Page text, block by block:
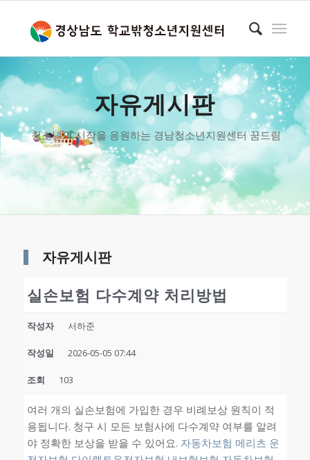
자유게시판
청소년의 시작을 응원하는 경남청소년지원센터 꿈드림
자유게시판
실손보험 다수계약 처리방법
작성자 서하준
작성일 2026-05-05 07:44
조회 103
여러 개의 실손보험에 가입한 경우 비례보상 원칙이 적
용됩니다. 청구 시 모든 보험사에 다수계약 여부를 알려
야 정확한 보상을 받을 수 있어요. 자동차보험 메리츠 운